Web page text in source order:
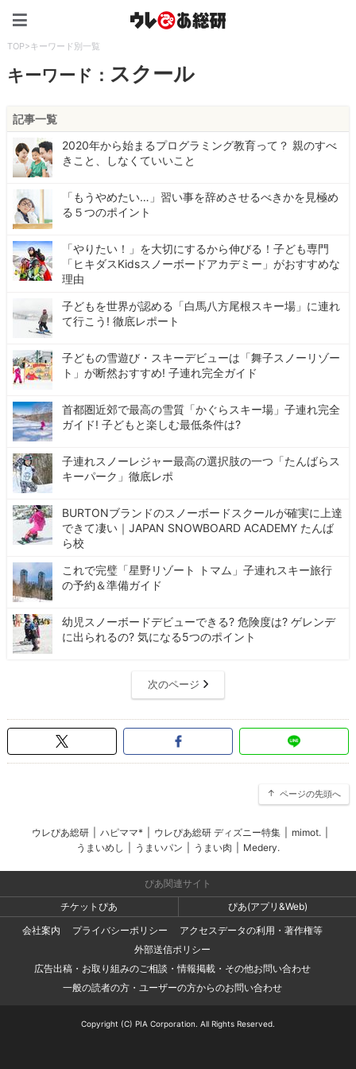
TOP>キーワード別一覧
キーワード： スクール
記事一覧
2020年から始まるプログラミング教育って？ 親のすべ
きこと、しなくていいこと
「もうやめたい…」習い事を辞めさせるべきかを見極め
る５つのポイント
「やりたい！」を大切にするから伸びる！子ども専門
「ヒキダスKidsスノーボードアカデミー」がおすすめな
理由
子どもを世界が認める「白馬八方尾根スキー場」に連れ
て行こう! 徹底レポート
子どもの雪遊び・スキーデビューは「舞子スノーリゾー
ト」が断然おすすめ! 子連れ完全ガイド
首都圏近郊で最高の雪質「かぐらスキー場」子連れ完全
ガイド! 子どもと楽しむ最低条件は?
子連れスノーレジャー最高の選択肢の一つ「たんばらス
キーパーク」徹底レポ
BURTONブランドのスノーボードスクールが確実に上達
できて凄い｜JAPAN SNOWBOARD ACADEMY たんば
ら校
これで完璧「星野リゾート トマム」子連れスキー旅行
の予約＆準備ガイド
幼児スノーボードデビューできる? 危険度は? ゲレンデ
に出られるの? 気になる5つのポイント
次のページ
ページの先頭へ
ウレぴあ総研 ハピママ* ウレぴあ総研 ディズニー特集 mimot.
うまいめし
うまいパン うまい肉 Medery.
ぴあ関連サイト
チケットぴあ
ぴあ(アプリ&Web)
会社案内
プライバシーポリシー
アクセスデータの利用・著作権等
外部送信ポリシー
広告出稿・お取り組みのご相談・情報掲載・その他お問い合わせ
一般の読者の方・ユーザーの方からのお問い合わせ
Copyright (C) PIA Corporation. All Rights Reserved.